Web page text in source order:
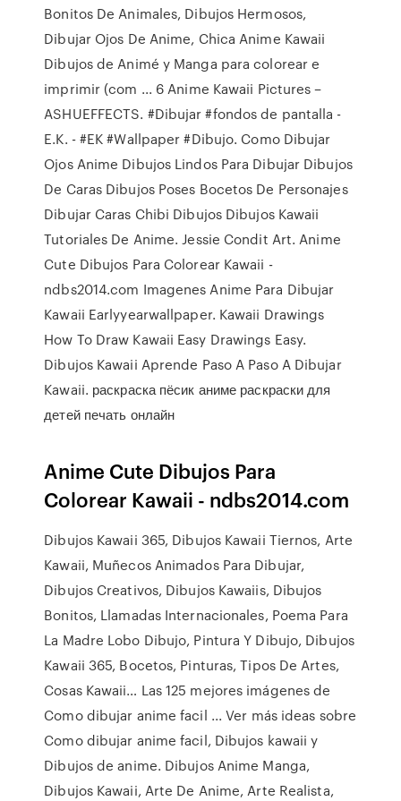
Bonitos De Animales, Dibujos Hermosos,
Dibujar Ojos De Anime, Chica Anime Kawaii
Dibujos de Animé y Manga para colorear e
imprimir (com ... 6 Anime Kawaii Pictures –
ASHUEFFECTS. #Dibujar #fondos de pantalla -
E.K. - #EK #Wallpaper #Dibujo. Como Dibujar
Ojos Anime Dibujos Lindos Para Dibujar Dibujos
De Caras Dibujos Poses Bocetos De Personajes
Dibujar Caras Chibi Dibujos Dibujos Kawaii
Tutoriales De Anime. Jessie Condit Art. Anime
Cute Dibujos Para Colorear Kawaii -
ndbs2014.com Imagenes Anime Para Dibujar
Kawaii Earlyyearwallpaper. Kawaii Drawings
How To Draw Kawaii Easy Drawings Easy.
Dibujos Kawaii Aprende Paso A Paso A Dibujar
Kawaii. раскраска пёсик аниме раскраски для
детей печать онлайн
Anime Cute Dibujos Para
Colorear Kawaii - ndbs2014.com
Dibujos Kawaii 365, Dibujos Kawaii Tiernos, Arte
Kawaii, Muñecos Animados Para Dibujar,
Dibujos Creativos, Dibujos Kawaiis, Dibujos
Bonitos, Llamadas Internacionales, Poema Para
La Madre Lobo Dibujo, Pintura Y Dibujo, Dibujos
Kawaii 365, Bocetos, Pinturas, Tipos De Artes,
Cosas Kawaii… Las 125 mejores imágenes de
Como dibujar anime facil ... Ver más ideas sobre
Como dibujar anime facil, Dibujos kawaii y
Dibujos de anime. Dibujos Anime Manga,
Dibujos Kawaii, Arte De Anime, Arte Realista,